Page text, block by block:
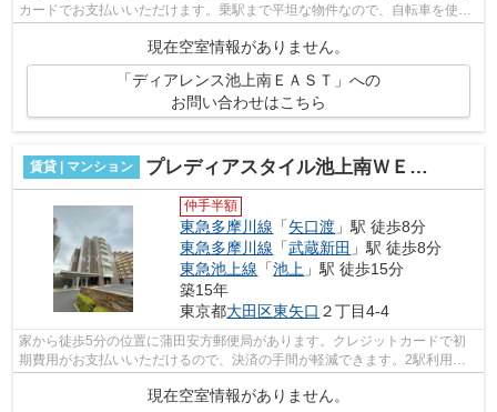
カードでお支払いいただけます。乗駅まで平坦な物件なので、自転車を使う
現在空室情報がありません。
「ディアレンス池上南ＥＡＳＴ」への
お問い合わせはこちら
賃貸 | マンション プレディアスタイル池上南ＷＥＳＴ
仲手半額
東急多摩川線 「矢口渡 」駅 徒歩8分
東急多摩川線 「武蔵新田 」駅 徒歩8分
東急池上線 「池上 」駅 徒歩15分
築15年
東京都大田区東矢口 ２丁目4-4
家から徒歩5分の位置に蒲田安方郵便局があります。クレジットカードで初
期費用がお支払いいただけるので、決済の手間が軽減できます。2駅利用可
能な物件なので、交通経路を選ぶことが...
現在空室情報がありません。